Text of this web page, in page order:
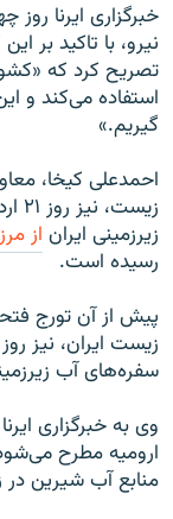
خبرگزاری ایرنا
نیرو، با تاکید بر
استفاده می‌کند و
گیریم.»
احمدعلی کیخا،
زیرزمینی ایران از
رسیده‌ است.
پیش از آن تورج
زیست ایران، نیز
سفره‌های آب
وی به خبرگزاری
ارومیه مطرح
منابع آب شیرین